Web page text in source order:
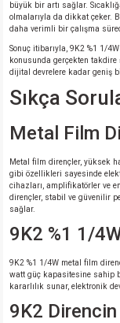
büyük bir artı sağlar.
olmalarıyla da dikkat çeker.
daha verimli bir çalışma
Sonuç itibarıyla, 9K2 %1 1/
konusunda gerçekten
dijital devrelere kadar geniş
Sıkça
Metal Film
Metal film dirençler, yüksek
gibi özellikleri sayesinde
cihazları, amplifikatörler ve
dirençler, stabil ve güvenilir
sağlar.
9K2 %1 1/
9K2 %1 1/4W metal film
watt güç kapasitesine sahip
kararlılık sunar, elektronik
9K2